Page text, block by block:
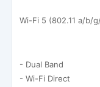
Wi-Fi 5 (802.11 a/b/
- Dual Band
- Wi-Fi Direct